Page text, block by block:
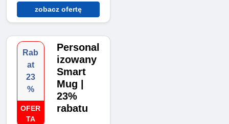
zobacz ofertę
Rab
at
23
%
OFER
TA
Personal
izowany
Smart
Mug |
23%
rabatu